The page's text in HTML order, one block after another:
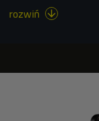
rozwiń 